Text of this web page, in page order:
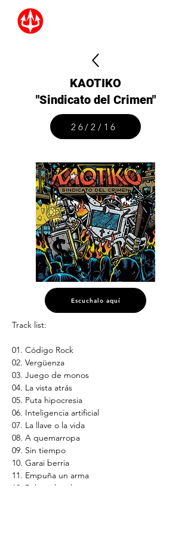
KAOTIKO
"Sindicato del Crimen"
26/2/16
Escuchalo aquí
Track list:
01. Código Rock
02. Vergüenza
03. Juego de monos
04. La vista atrás
05. Puta hipocresia
06. Inteligencia artificial
07. La llave o la vida
08. A quemarropa
09. Sin tiempo
10. Garai berria
11. Empuña un arma
12. Pólvora legal